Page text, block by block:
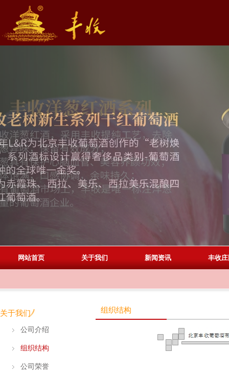
网站首页 关于我们 新闻资讯 丰收
关于我们
公司介绍
组织结构
公司荣誉
组织结构